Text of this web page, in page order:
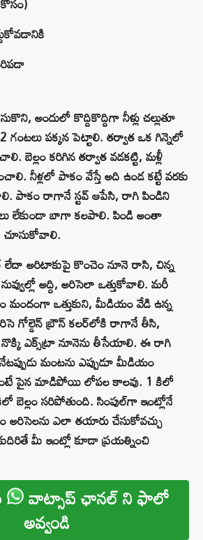
అందులో కొద్దికొద్దిగా నీళ్లు చల్లుతూ
గంటలు పక్కన పెట్టాలి. తర్వాత ఒక గిన్నెలో
బెల్లం కరిగిన తర్వాత వడకట్టి, మళ్లీ
నీళ్లలో పాకం వేస్తే అది ఉండ కట్టే వరకు
పాకం రాగానే స్టవ్ ఆపేసి, రాగి పిండిని
లేకుండా బాగా కలపాలి. పిండి అంతా
లేదా అరిటాకుపై కొంచెం నూనె రాసి, చిన్న
నువ్వుల్లో అద్ది, అరిసెలా ఒత్తుకోవాలి. మరీ
మందంగా ఒత్తుకుని, మీడియం వేడి ఉన్న
గోల్డెన్ బ్రౌన్ కలర్‌లోకి రాగానే తీసి,
ఎక్స్‌ట్రా నూనెను తీసేయాలి. ఈ రాగి
మంటను ఎప్పుడూ మీడియం
పైన మాడిపోయి లోపల కాలవు. 1 కిలో
బెల్లం సరిపోతుంది. సింపుల్‌గా ఇంట్లోనే
అరిసెలను ఎలా తయారు చేసుకోవచ్చు
మీ ఇంట్లో కూడా ప్రయత్నించి
వాట్సాప్ ఛానల్ ని ఫాలో
అవ్వండి